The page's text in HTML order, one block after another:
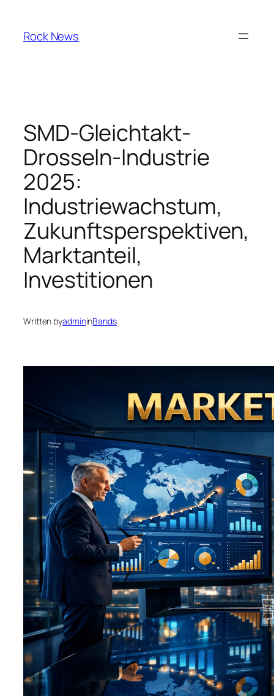
content
Rock News
SMD-Gleichtakt-
Drosseln-Industrie
2025:
Industriewachstum,
Zukunftsperspektiven,
Marktanteil,
Investitionen
Written byadmininBands